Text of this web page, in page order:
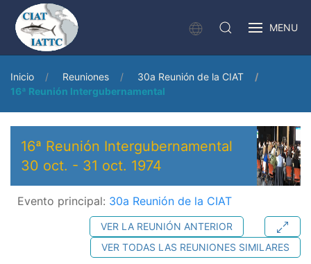
MENU
Inicio Reuniones
30a Reunión de la CIAT
16ª Reunión Intergubernamental
16ª Reunión Intergubernamental
30 oct. - 31 oct. 1974
Evento principal: 30a Reunión de la CIAT
VER LA REUNIÓN ANTERIOR
VER TODAS LAS REUNIONES SIMILARES